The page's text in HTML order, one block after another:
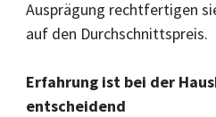
Ausprägung rechtfertigen
auf den Durchschnittspreis.
Erfahrung ist bei der
entscheidend